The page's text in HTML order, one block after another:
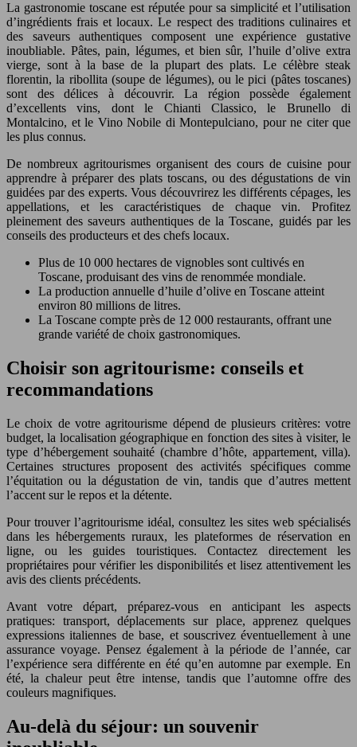
La gastronomie toscane est réputée pour sa simplicité et l’utilisation
d’ingrédients frais et locaux. Le respect des traditions culinaires et
des saveurs authentiques composent une expérience gustative
inoubliable. Pâtes, pain, légumes, et bien sûr, l’huile d’olive extra
vierge, sont à la base de la plupart des plats. Le célèbre steak
florentin, la ribollita (soupe de légumes), ou le pici (pâtes toscanes)
sont des délices à découvrir. La région possède également
d’excellents vins, dont le Chianti Classico, le Brunello di
Montalcino, et le Vino Nobile di Montepulciano, pour ne citer que
les plus connus.
De nombreux agritourismes organisent des cours de cuisine pour
apprendre à préparer des plats toscans, ou des dégustations de vin
guidées par des experts. Vous découvrirez les différents cépages, les
appellations, et les caractéristiques de chaque vin. Profitez
pleinement des saveurs authentiques de la Toscane, guidés par les
conseils des producteurs et des chefs locaux.
Plus de 10 000 hectares de vignobles sont cultivés en
Toscane, produisant des vins de renommée mondiale.
La production annuelle d’huile d’olive en Toscane atteint
environ 80 millions de litres.
La Toscane compte près de 12 000 restaurants, offrant une
grande variété de choix gastronomiques.
Choisir son agritourisme: conseils et
recommandations
Le choix de votre agritourisme dépend de plusieurs critères: votre
budget, la localisation géographique en fonction des sites à visiter, le
type d’hébergement souhaité (chambre d’hôte, appartement, villa).
Certaines structures proposent des activités spécifiques comme
l’équitation ou la dégustation de vin, tandis que d’autres mettent
l’accent sur le repos et la détente.
Pour trouver l’agritourisme idéal, consultez les sites web spécialisés
dans les hébergements ruraux, les plateformes de réservation en
ligne, ou les guides touristiques. Contactez directement les
propriétaires pour vérifier les disponibilités et lisez attentivement les
avis des clients précédents.
Avant votre départ, préparez-vous en anticipant les aspects
pratiques: transport, déplacements sur place, apprenez quelques
expressions italiennes de base, et souscrivez éventuellement à une
assurance voyage. Pensez également à la période de l’année, car
l’expérience sera différente en été qu’en automne par exemple. En
été, la chaleur peut être intense, tandis que l’automne offre des
couleurs magnifiques.
Au-delà du séjour: un souvenir